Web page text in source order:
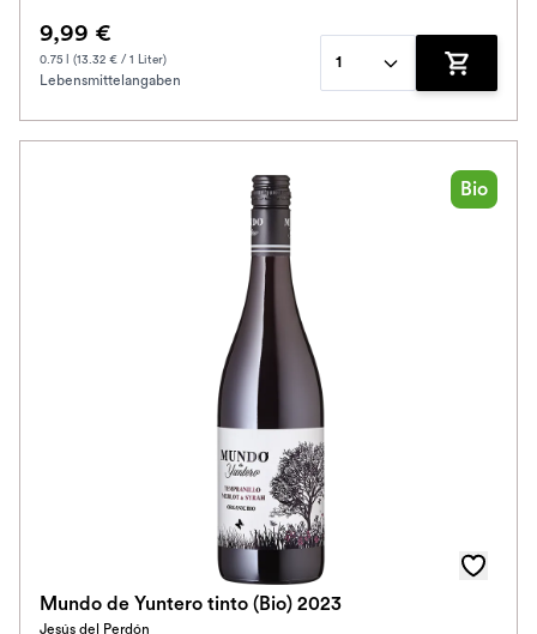
9,99 €
0.75 l (13.32 € / 1 Liter)
Lebensmittelangaben
1
Zum
Bio
Mundo de Yuntero tinto (Bio) 2023
Jesús del Perdón